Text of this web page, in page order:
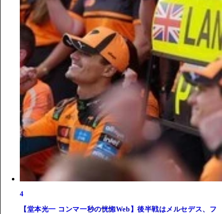
4
【堂本光一 コンマ一秒の恍惚Web】後半戦はメルセデス、フ